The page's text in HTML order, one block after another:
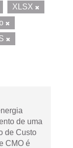
XLSX
de uma
de Custo
CMO é